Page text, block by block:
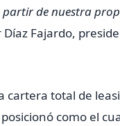
partir de nuestra
Díaz Fajardo,
cartera total de
como el